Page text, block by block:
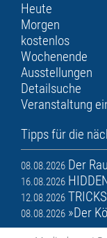
Heute
Morgen
kostenlos
Wochenende
Ausstellungen
Detailsuche
Veranstaltung
Tipps für die
08.08.2026 Der
16.08.2026
12.08.2026
08.08.2026 »Der